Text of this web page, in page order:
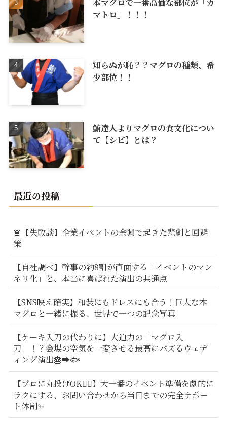
マトロ」！！！
知らぬが恥？？マグロの種類、希
少部位！！
鮪達人よりマグロの食文化につい
て【シビ】とは？
最近の投稿
🚨【失敗談】企業イベントの余興で起きた悲劇と回避
策
【自社調べ】幹事の約8割が直面する「イベントのマン
ネリ化」と、本当に喜ばれた演出の共通点
【SNS映え確実】和装にもドレスにも合う！巨大な本
マグロと一緒に撮る、世界で一つの記念写真
【ケーキ入刀の代わりに】大迫力の「マグロ入
刀」！？会場の空気を一変させる最高にバズるウェデ
ィング演出🎂➡️🐟
【プロに丸投げOK🙆‍♂️】大一番のイベント準備を劇的に
ラクにする、お問い合わせから当日までの完全サポー
ト体制✨